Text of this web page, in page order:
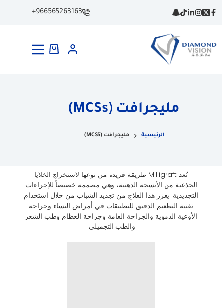
+966565263163
مليجرافت (MCSs)
الرئيسية مليجرافت (MCSS)
تُعد Milligraft طريقة فريدة من نوعها لاستخراج الخلايا
الجذعية من الأنسجة الدهنية، وهي مصممة خصيصاً للإجراءات
التجديدية. يعزز هذا العلاج من تجديد الشباب من خلال استخدام
تقنية التطعيم الدقيق للتطبيقات في أمراض النساء وجراحة
الأوعية الدموية والجراحة العامة وجراحة العظام وطب الشعر
والطب التجميلي.